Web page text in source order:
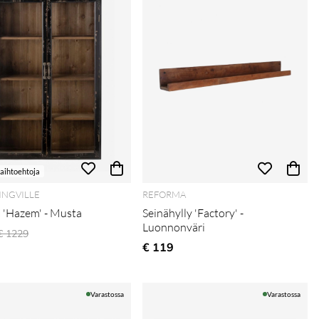
'Hazem' - Musta
hinta
1229
REFORMA
Seinähylly 'Factory' -
Luonnonväri
€ 119
Varastossa Varastossa